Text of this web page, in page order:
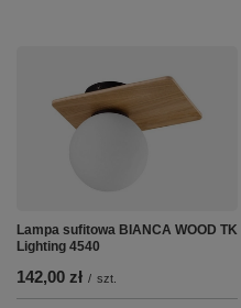
Lampa sufitowa BIANCA WOOD TK
Lighting 4540
142,00 zł / szt.